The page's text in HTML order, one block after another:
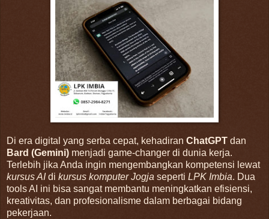
Di era digital yang serba cepat, kehadiran ChatGPT dan
Bard (Gemini) menjadi game-changer di dunia kerja.
Terlebih jika Anda ingin mengembangkan kompetensi lewat
kursus AIdi kursus komputer Jogja seperti LPK Imbia. Dua
tools AI ini bisa sangat membantu meningkatkan efisiensi,
kreativitas, dan profesionalisme dalam berbagai bidang
pekerjaan.